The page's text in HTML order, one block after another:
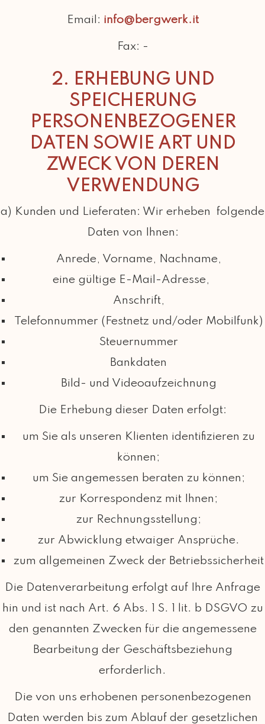
Email: info@bergwerk.it
Fax: -
2. ERHEBUNG UND
SPEICHERUNG
PERSONENBEZOGENER
DATEN SOWIE ART UND
ZWECK VON DEREN
VERWENDUNG
a) Kunden und Lieferaten: Wir erheben folgende
Daten von Ihnen:
Anrede, Vorname, Nachname,
eine gültige E-Mail-Adresse,
Anschrift,
Telefonnummer (Festnetz und/oder Mobilfunk)
Steuernummer
Bankdaten
Bild- und Videoaufzeichnung
Die Erhebung dieser Daten erfolgt:
um Sie als unseren Klienten identifizieren zu
können;
um Sie angemessen beraten zu können;
zur Korrespondenz mit Ihnen;
zur Rechnungsstellung;
zur Abwicklung etwaiger Ansprüche.
zum allgemeinen Zweck der Betriebssicherheit
Die Datenverarbeitung erfolgt auf Ihre Anfrage
hin und ist nach Art. 6 Abs. 1 S. 1 lit. b DSGVO zu
den genannten Zwecken für die angemessene
Bearbeitung der Geschäftsbeziehung
erforderlich.
Die von uns erhobenen personenbezogenen
Daten werden bis zum Ablauf der gesetzlichen